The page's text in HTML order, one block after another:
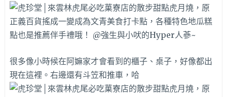
很多像小時候在阿嫲家才會看到的櫃子、桌子，好像都出
現在這裡。右邊還有斗笠和推車，哈